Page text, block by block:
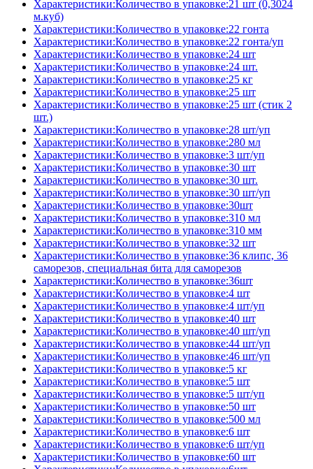
Характеристики:Количество в упаковке:21 шт (0,3024
м.куб)
Характеристики:Количество в упаковке:22 гонта
Характеристики:Количество в упаковке:22 гонта/уп
Характеристики:Количество в упаковке:24 шт
Характеристики:Количество в упаковке:24 шт.
Характеристики:Количество в упаковке:25 кг
Характеристики:Количество в упаковке:25 шт
Характеристики:Количество в упаковке:25 шт (стик 2
шт.)
Характеристики:Количество в упаковке:28 шт/уп
Характеристики:Количество в упаковке:280 мл
Характеристики:Количество в упаковке:3 шт/уп
Характеристики:Количество в упаковке:30 шт
Характеристики:Количество в упаковке:30 шт.
Характеристики:Количество в упаковке:30 шт/уп
Характеристики:Количество в упаковке:30шт
Характеристики:Количество в упаковке:310 мл
Характеристики:Количество в упаковке:310 мм
Характеристики:Количество в упаковке:32 шт
Характеристики:Количество в упаковке:36 клипс, 36
саморезов, специальная бита для саморезов
Характеристики:Количество в упаковке:36шт
Характеристики:Количество в упаковке:4 шт
Характеристики:Количество в упаковке:4 шт/уп
Характеристики:Количество в упаковке:40 шт
Характеристики:Количество в упаковке:40 шт/уп
Характеристики:Количество в упаковке:44 шт/уп
Характеристики:Количество в упаковке:46 шт/уп
Характеристики:Количество в упаковке:5 кг
Характеристики:Количество в упаковке:5 шт
Характеристики:Количество в упаковке:5 шт/уп
Характеристики:Количество в упаковке:50 шт
Характеристики:Количество в упаковке:500 мл
Характеристики:Количество в упаковке:6 шт
Характеристики:Количество в упаковке:6 шт/уп
Характеристики:Количество в упаковке:60 шт